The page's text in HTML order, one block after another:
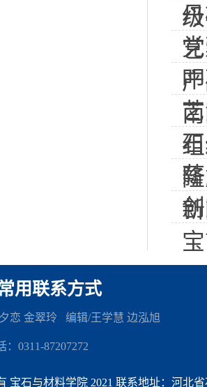
用联系方式
恋 金翠玲 编辑/王学慧 边泓旭
：0311-87207272
宝石与材料学院 2021 联系地址：河北